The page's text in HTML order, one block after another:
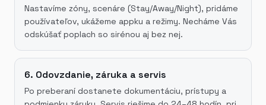
Nastavíme zóny, scenáre (Stay/Away/Night), pridáme
používateľov, ukážeme appku a režimy. Necháme Vás
odskúšať poplach so sirénou aj bez nej.
6. Odovzdanie, záruka a servis
Po preberaní dostanete dokumentáciu, prístupy a